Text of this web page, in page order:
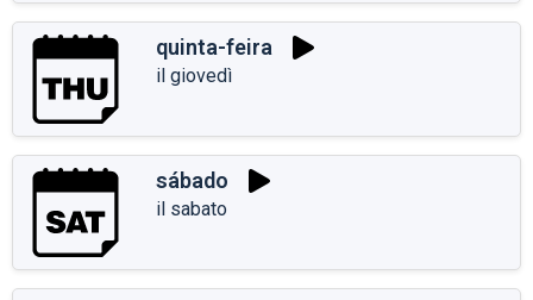
quinta-feira
il giovedì
sábado
il sabato